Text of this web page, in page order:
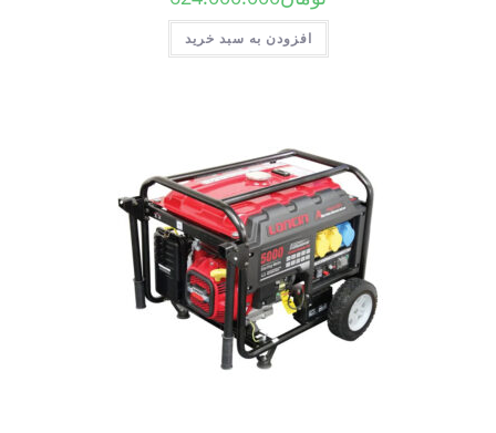
افزودن به سبد خرید